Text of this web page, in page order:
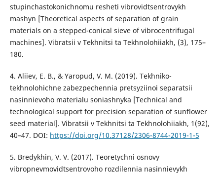
stupinchastokonichnomu resheti vibrovidtsentrovykh
mashyn [Theoretical aspects of separation of grain
materials on a stepped-conical sieve of vibrocentrifugal
machines]. Vibratsii v Tekhnitsi ta Tekhnolohiiakh, (3), 175–
180.
4. Aliiev, E. B., & Yaropud, V. M. (2019). Tekhniko-
tekhnolohichne zabezpechennia pretsyziinoi separatsii
nasinnievoho materialu soniashnyka [Technical and
technological support for precision separation of sunflower
seed material]. Vibratsii v Tekhnitsi ta Tekhnolohiiakh, 1(92),
40–47. DOI: https://doi.org/10.37128/2306-8744-2019-1-5
5. Bredykhin, V. V. (2017). Teoretychni osnovy
vibropnevmovidtsentrovoho rozdilennia nasinnievykh